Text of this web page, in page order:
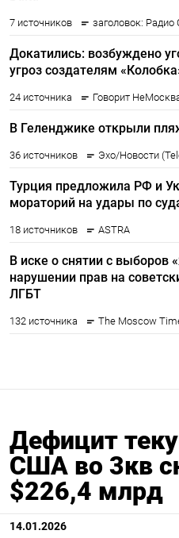
Дефицит
США во 3кв
$226,4 млрд
14.01.2026